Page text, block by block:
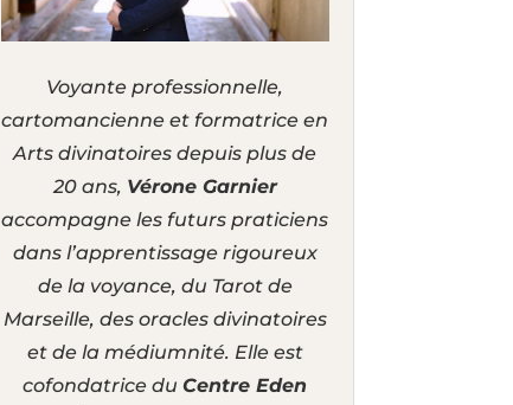
Voyante professionnelle,
cartomancienne et formatrice en
Arts divinatoires depuis plus de
20 ans, Vérone Garnier
accompagne les futurs praticiens
dans l’apprentissage rigoureux
de la voyance, du Tarot de
Marseille, des oracles divinatoires
et de la médiumnité. Elle est
cofondatrice duCentre Eden